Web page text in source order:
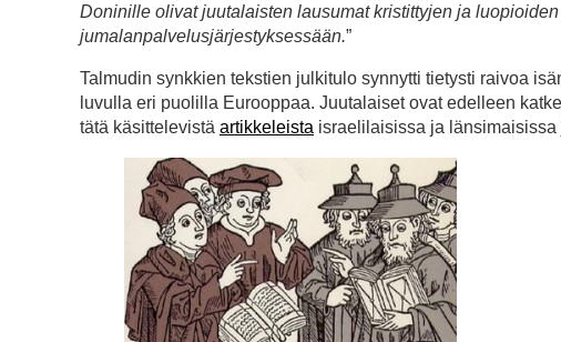
Doninille olivat juutalaisten lausumat kristittyjen ja
jumalanpalvelusjärjestyksessään.”
Talmudin synkkien tekstien julkitulo synnytti tietysti raivoa
luvulla eri puolilla Eurooppaa. Juutalaiset ovat edelleen
tätä käsittelevistä artikkeleista israelilaisissa ja länsimaisissa